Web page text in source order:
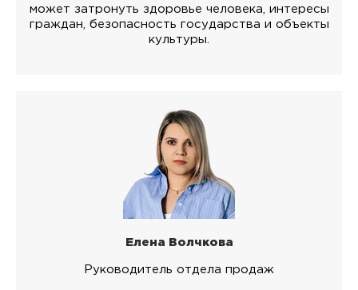
может затронуть здоровье человека, интересы
граждан, безопасность государства и объекты
культуры.
Елена Волчкова
Руководитель отдела продаж